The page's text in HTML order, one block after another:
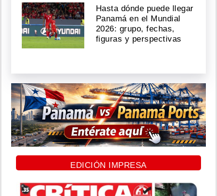
Hasta dónde puede llegar
Panamá en el Mundial
2026: grupo, fechas,
figuras y perspectivas
EDICIÓN IMPRESA